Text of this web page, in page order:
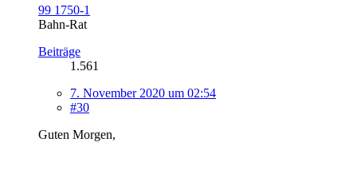
99 1750-1
Bahn-Rat
Beiträge
1.561
7. November 2020 um 02:54
#30
Guten Morgen,